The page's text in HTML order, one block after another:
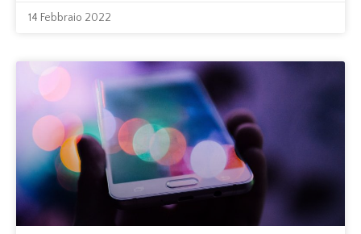
14 Febbraio 2022